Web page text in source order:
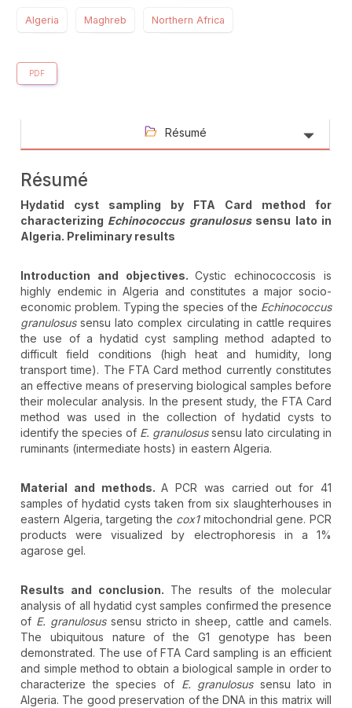
Algeria Maghreb Northern Africa
PDF
Résumé
Résumé
Hydatid cyst sampling by FTA Card method for
characterizing Echinococcus granulosussensu lato in
Algeria. Preliminary results
Introduction and objectives.Cystic echinococcosis is
highly endemic in Algeria and constitutes a major socio-
economic problem. Typing the species of the Echinococcus
granulosussensu lato complex circulating in cattle requires
the use of a hydatid cyst sampling method adapted to
difficult field conditions (high heat and humidity, long
transport time). The FTA Card method currently constitutes
an effective means of preserving biological samples before
their molecular analysis. In the present study, the FTA Card
method was used in the collection of hydatid cysts to
identify the species of E. granulosussensu lato circulating in
ruminants (intermediate hosts) in eastern Algeria.
Material and methods.A PCR was carried out for 41
samples of hydatid cysts taken from six slaughterhouses in
eastern Algeria, targeting the cox1mitochondrial gene. PCR
products were visualized by electrophoresis in a 1%
agarose gel.
Results and conclusion. The results of the molecular
analysis of all hydatid cyst samples confirmed the presence
of E. granulosus sensu stricto in sheep, cattle and camels.
The ubiquitous nature of the G1 genotype has been
demonstrated. The use of FTA Card sampling is an efficient
and simple method to obtain a biological sample in order to
characterize the species of E. granulosus sensu lato in
Algeria. The good preservation of the DNA in this matrix will